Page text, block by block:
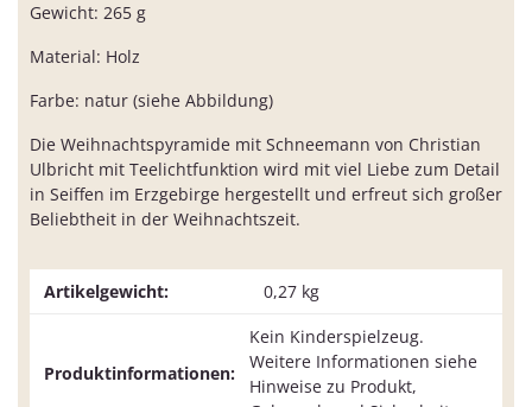
Gewicht: 265 g
Material: Holz
Farbe: natur (siehe Abbildung)
Die Weihnachtspyramide mit Schneemann von Christian
Ulbricht mit Teelichtfunktion wird mit viel Liebe zum Detail
in Seiffen im Erzgebirge hergestellt und erfreut sich großer
Beliebtheit in der Weihnachtszeit.
Artikelgewicht: 0,27 kg
Produktinformationen:
Kein Kinderspielzeug.
Weitere Informationen siehe
Hinweise zu Produkt,